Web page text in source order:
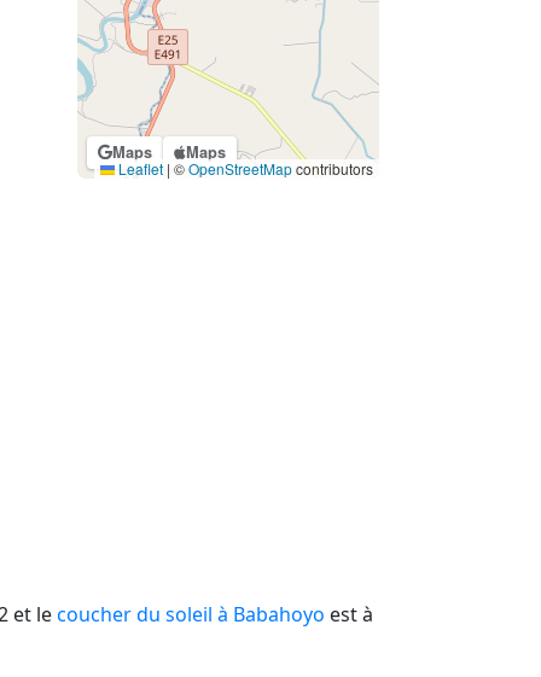
Maps Maps
Leaflet | ©OpenStreetMapcontributors
et lecoucher du soleil à Babahoyo est à